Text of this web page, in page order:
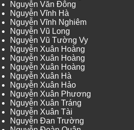
Nguyễn Văn Đông
Nguyễn Vĩnh Hà
Nguyễn Vĩnh Nghiêm
Nguyễn Vũ Long
Nguyễn Vũ Tường Vy
Nguyễn Xuân Hoàng
Nguyễn Xuân Hoàng
Nguyễn Xuân Hoàng
Nguyễn Xuân Hà
Nguyễn Xuân Hảo
Nguyễn Xuân Phương
Nguyễn Xuân Tráng
Nguyễn Xuân Tài
Nguyễn Đan Trường